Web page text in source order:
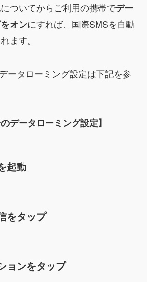
ついてからご利用の携帯でデー
オンにすれば、国際SMSを自動
ます。
ータローミング設定は下記を参
データローミング設定】
起動
をタップ
ョンをタップ